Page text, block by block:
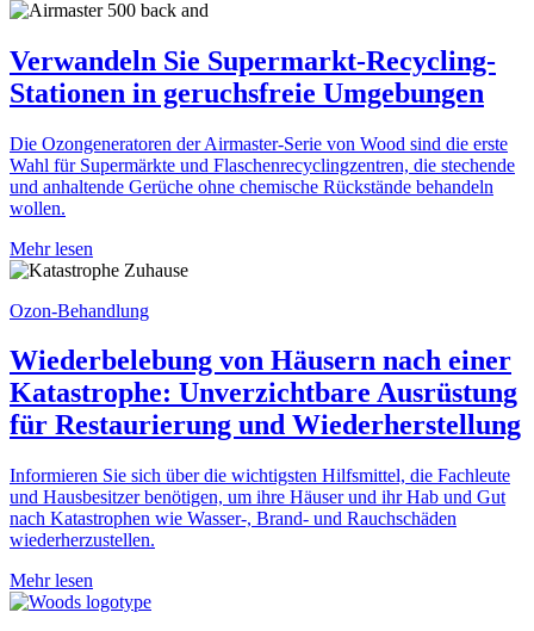
Verwandeln Sie Supermarkt-Recycling-
Stationen in geruchsfreie Umgebungen
Die Ozongeneratoren der Airmaster-Serie von Wood sind die erste
Wahl für Supermärkte und Flaschenrecyclingzentren, die stechende
und anhaltende Gerüche ohne chemische Rückstände behandeln
wollen.
Mehr lesen
Ozon-Behandlung
Wiederbelebung von Häusern nach einer
Katastrophe: Unverzichtbare Ausrüstung
für Restaurierung und Wiederherstellung
Informieren Sie sich über die wichtigsten Hilfsmittel, die Fachleute
und Hausbesitzer benötigen, um ihre Häuser und ihr Hab und Gut
nach Katastrophen wie Wasser-, Brand- und Rauchschäden
wiederherzustellen.
Mehr lesen